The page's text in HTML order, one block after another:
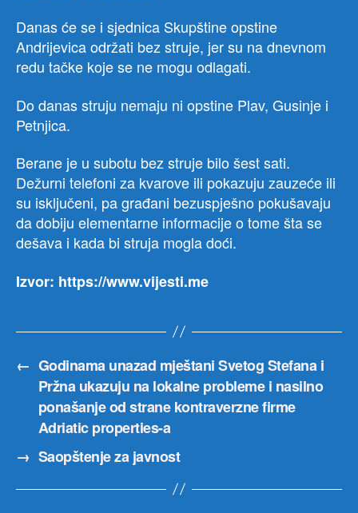
Danas će se i sjednica Skupštine opstine
Andrijevica održati bez struje, jer su na dnevnom
redu tačke koje se ne mogu odlagati.
Do danas struju nemaju ni opstine Plav, Gusinje i
Petnjica.
Berane je u subotu bez struje bilo šest sati.
Dežurni telefoni za kvarove ili pokazuju zauzeće ili
su isključeni, pa građani bezuspješno pokušavaju
da dobiju elementarne informacije o tome šta se
dešava i kada bi struja mogla doći.
Izvor: https://www.vijesti.me
← Godinama unazad mještani Svetog Stefana i
Pržna ukazuju na lokalne probleme i nasilno
ponašanje od strane kontraverzne firme
Adriatic properties-a
→ Saopštenje za javnost